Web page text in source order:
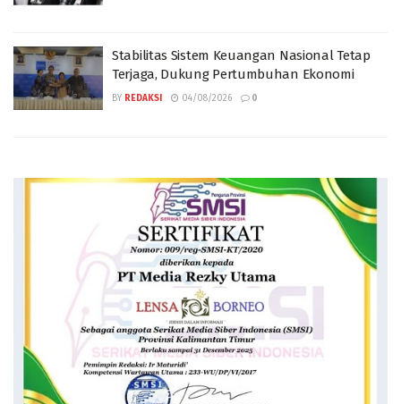
Stabilitas Sistem Keuangan Nasional Tetap
Terjaga, Dukung Pertumbuhan Ekonomi
BY REDAKSI 04/08/2026 0